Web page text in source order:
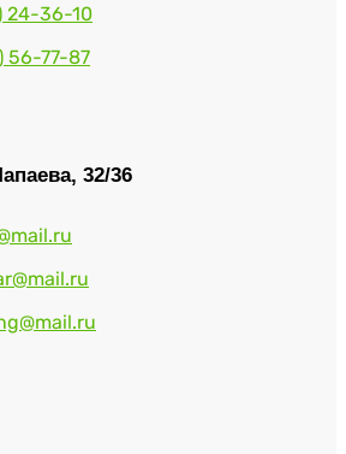
24-36-10
56-77-87
32/36